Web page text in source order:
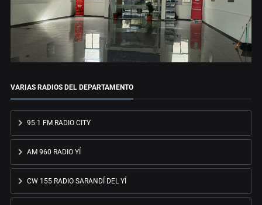
VARIAS RADIOS DEL DEPARTAMENTO
95.1 FM RADIO CITY
AM 960 RADIO YÍ
CW 155 RADIO SARANDÍ DEL YÍ